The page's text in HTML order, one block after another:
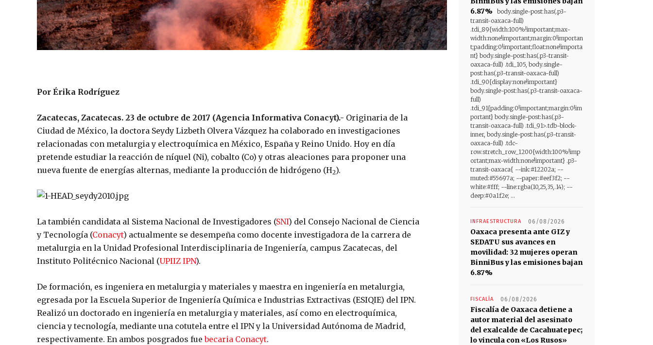
Por Érika Rodríguez
Zacatecas, Zacatecas. 23 de octubre de 2017 (Agencia Informativa Conacyt).- Originaria de la
Ciudad de México, la doctora Seydy Lizbeth Olvera Vázquez ha colaborado en investigaciones
relacionadas con metalurgia y electroquímica en México, España y Reino Unido. Hoy en día
pretende estudiar la reacción de níquel (Ni), cobalto (Co) y otras aleaciones para proponer una
nueva fuente de energías alternas, mediante la producción de hidrógeno (H2).
La también candidata al Sistema Nacional de Investigadores (SNI) del Consejo Nacional de Ciencia
y Tecnología (Conacyt) actualmente se desempeña como docente investigadora de la carrera de
metalurgia en la Unidad Profesional Interdisciplinaria de Ingeniería, campus Zacatecas, del
Instituto Politécnico Nacional (UPIIZ IPN).
De formación, es ingeniera en metalurgia y materiales y maestra en ingeniería en metalurgia,
egresada por la Escuela Superior de Ingeniería Química e Industrias Extractivas (ESIQIE) del IPN.
Realizó un doctorado en ingeniería en metalurgia y materiales, así como en electroquímica,
ciencia y tecnología, mediante una cotutela entre el IPN y la Universidad Autónoma de Madrid,
respectivamente. En ambos posgrados fuebecaria Conacyt.
6.87%
body.single-post:has(.p3-
transit-oaxaca-full)
.tdi_89{width:100%!important;max-
width:none!important;margin:0!importan
t;padding:0!important;float:none!importa
nt} body.single-post:has(.p3-transit-
oaxaca-full) .tdi_105, body.single-
post:has(.p3-transit-oaxaca-full)
.tdi_90{display:none!important}
body.single-post:has(.p3-transit-oaxaca-
full)
.tdi_91{padding:0!important;margin:0!im
portant} body.single-post:has(.p3-
transit-oaxaca-full) .tdi_91>.tdb-block-
inner, body.single-post:has(.p3-transit-
oaxaca-full) .tdc-
row.stretch_row_1200{width:100%!imp
ortant;max-width:none!important} .p3-
transit-oaxaca{ --ink:#12202a; --
muted:#55697a; --paper:#eef3f2; --
white:#fff; --line:rgba(10,25,35,.14); --
deep:#0a1f2e; ...
INFRAESTRUCTURA 06/08/2026
Oaxaca presenta ante GIZ y
SEDATU sus avances en
movilidad: 32 mujeres operan
BinniBus y las emisiones bajan
6.87%
FISCALÍA 06/08/2026
Fiscalía de Oaxaca detiene a
autor material del asesinato
del exalcalde de Cacahuatepec;
lo vincula con «Los Rusos»